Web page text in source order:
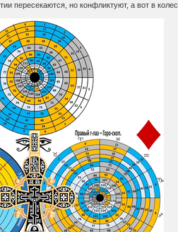
пересекаются, но конфликтуют, а вот в